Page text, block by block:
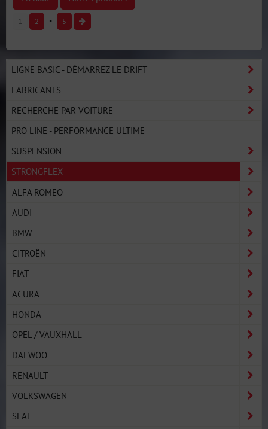
1 2 5
LIGNE BASIC - DÉMARREZ LE DRIFT
FABRICANTS
RECHERCHE PAR VOITURE
PRO LINE - PERFORMANCE ULTIME
SUSPENSION
STRONGFLEX
ALFA ROMEO
AUDI
BMW
CITROËN
FIAT
ACURA
HONDA
OPEL / VAUXHALL
DAEWOO
RENAULT
VOLKSWAGEN
SEAT